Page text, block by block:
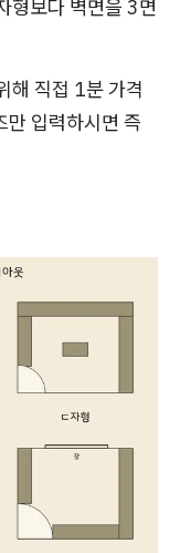
형보다 벽면을 3면
해 직접 1분 가격
만 입력하시면 즉